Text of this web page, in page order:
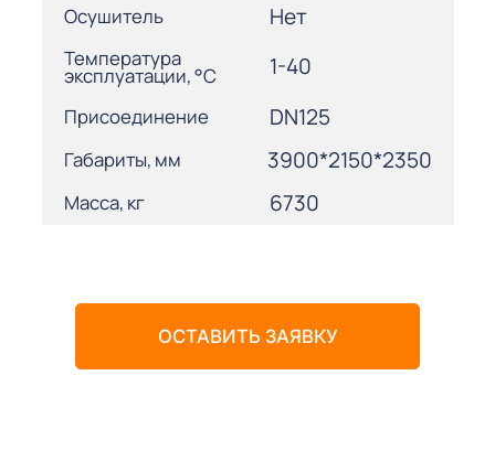
Осушитель Нет
Температура
эксплуатации, °С 1-40
Присоединение DN125
Габариты, мм 3900*2150*2350
Масса, кг 6730
ОСТАВИТЬ ЗАЯВКУ